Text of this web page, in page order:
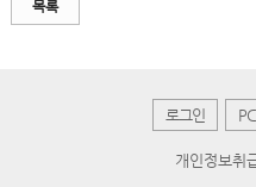
목록
로그인
개인정보취